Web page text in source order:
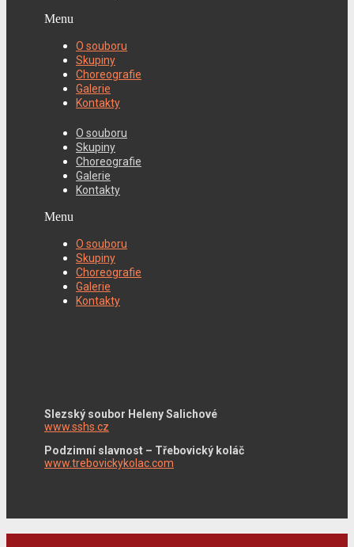
Menu
O souboru
Skupiny
Choreografie
Galerie
Kontakty
O souboru
Skupiny
Choreografie
Galerie
Kontakty
Menu
O souboru
Skupiny
Choreografie
Galerie
Kontakty
Slezský soubor Heleny Salichové
www.sshs.cz
Podzimní slavnost – Třebovický koláč
www.trebovickykolac.com